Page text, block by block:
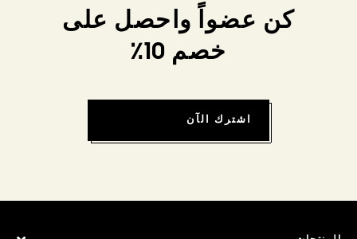
كن عضواً واحصل على
خصم 10٪
اشترك الآن